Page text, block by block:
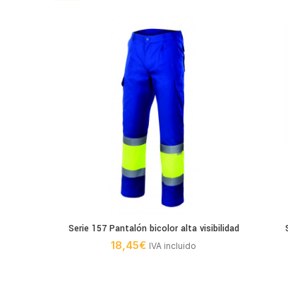
Serie 157 Pantalón bicolor alta visibilidad
18,45€ IVA incluido